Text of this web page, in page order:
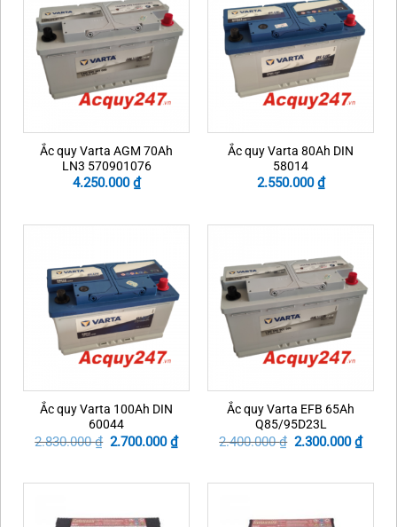
Ắc quy Varta AGM 70Ah
LN3 570901076
4.250.000₫
Ắc quy Varta 80Ah DIN
58014
2.550.000₫
Ắc quy Varta 100Ah DIN
60044
2.830.000₫ Original
2.700.000₫Current
price
Ắc quy Varta EFB 65Ah
Q85/95D23L
2.400.000₫ Original
2.300.000₫
price